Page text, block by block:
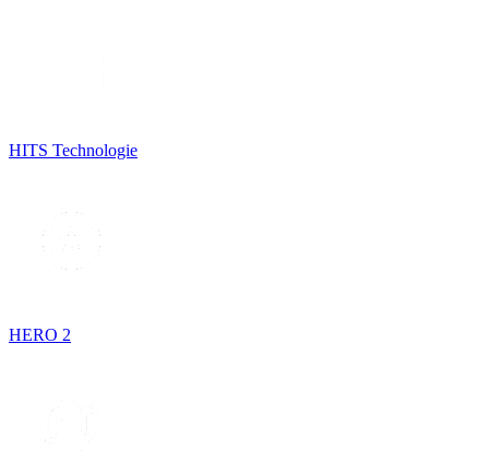
HITS Technologie
HERO 2